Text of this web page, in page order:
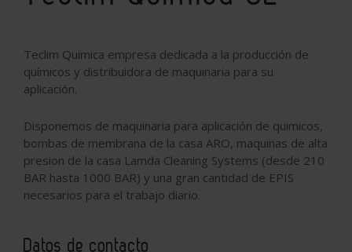
Teclim Quimica empresa dedicada a la producción de
químicos y distribuidora de maquinaria para su
aplicación.
Disponemos de maquinaria para aplicación de quimicos,
bombas de membrana de la casa ARO, maquinas de alta
presion de la casa Lamda Cleaning Systems (desde 210
BAR hasta 1000 BAR) y una gran cantidad de EPIS
necesarios para el trabajo diario.
Datos de contacto